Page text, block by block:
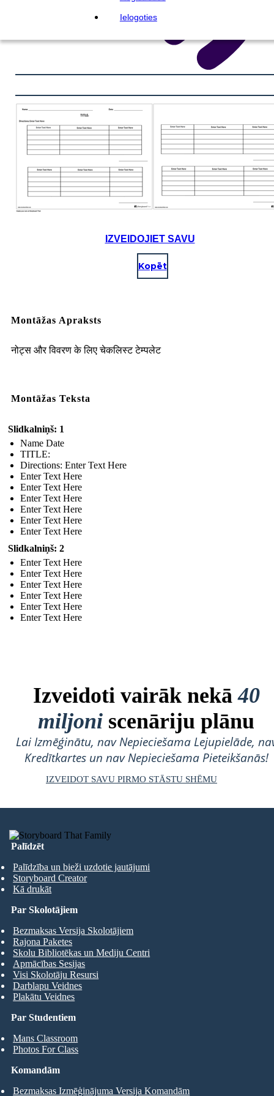
Ielogoties
IZVEIDOJIET SAVU
Kopēt
Montāžas Apraksts
नोट्स और विवरण के लिए चेकलिस्ट टेम्पलेट
Montāžas Teksta
Slidkalniņš: 1
Name Date
TITLE :
Directions: Enter Text Here
Enter Text Here
Enter Text Here
Enter Text Here
Enter Text Here
Enter Text Here
Enter Text Here
Slidkalniņš: 2
Enter Text Here
Enter Text Here
Enter Text Here
Enter Text Here
Enter Text Here
Enter Text Here
Izveidoti vairāk nekā40
miljoni scenāriju plānu
Lai Izmēģinātu, nav Nepieciešama Lejupielāde,
Kredītkartes un nav Nepieciešama Pieteikšanās!
IZVEIDOT SAVU PIRMO STĀSTU SHĒMU
Palīdzēt
Palīdzība un bieži uzdotie jautājumi
Storyboard Creator
Kā drukāt
Par Studentiem
Mans Classroom
Photos For Class
Par Skolotājiem
Bezmaksas Versija Skolotājiem
Rajona Paketes
Skolu Bibliotēkas un Mediju Centri
Apmācības Sesijas
Visi Skolotāju Resursi
Darblapu Veidnes
Plakātu Veidnes
Komandām
Bezmaksas Izmēģinājuma Versija Komandām